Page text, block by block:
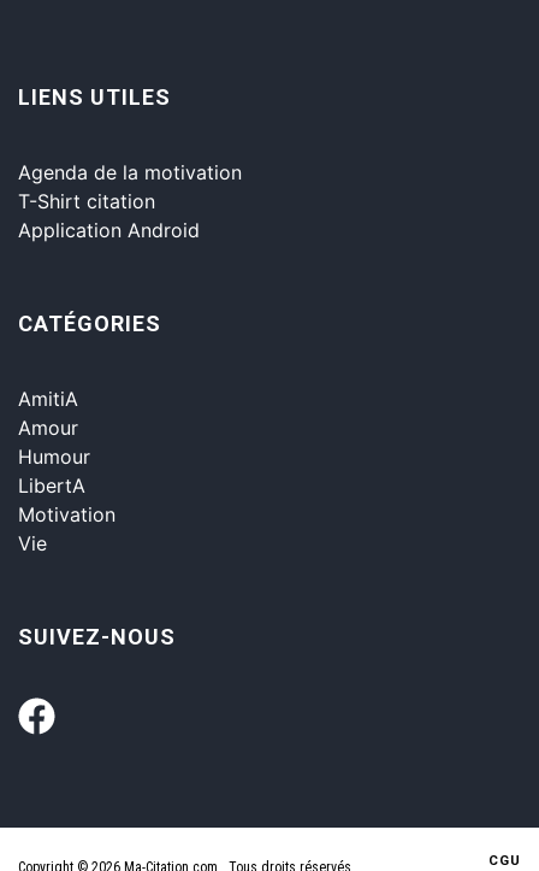
LIENS UTILES
Agenda de la motivation
T-Shirt citation
Application Android
CATÉGORIES
AmitiA
Amour
Humour
LibertA
Motivation
Vie
SUIVEZ-NOUS
Copyright © 2026 Ma-Citation.com . Tous droits réservés. CGU